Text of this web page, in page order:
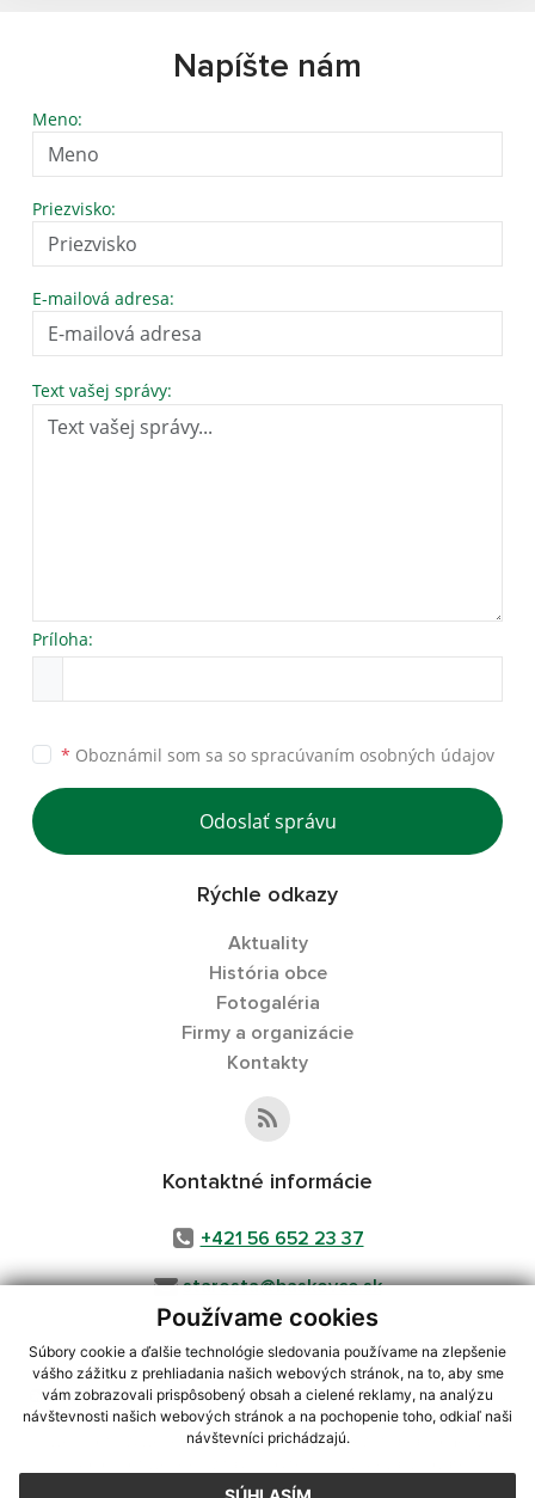
Používame cookies
Súbory cookie a ďalšie technológie sledovania používame na zlepšenie
vášho zážitku z prehliadania našich webových stránok, na to, aby sme
vám zobrazovali prispôsobený obsah a cielené reklamy, na analýzu
návštevnosti našich webových stránok a na pochopenie toho, odkiaľ naši
návštevníci prichádzajú.
Napíšte nám
Meno:
Priezvisko:
E-mailová adresa:
Text vašej správy:
Príloha:
* Oboznámil som sa so spracúvaním osobných údajov
Odoslať správu
Rýchle odkazy
Aktuality
História obce
Fotogaléria
Firmy a organizácie
Kontakty
Kontaktné informácie
+421 56 652 23 37
starosta@baskovce.sk
využite možnosť získavania aktuálnych informácií s využitím RSS
CMS systém (redakčný) systém ECHELON 2,Mapa stránok,web portál
webex.digital, s.r.o.,domény,registrácia domény